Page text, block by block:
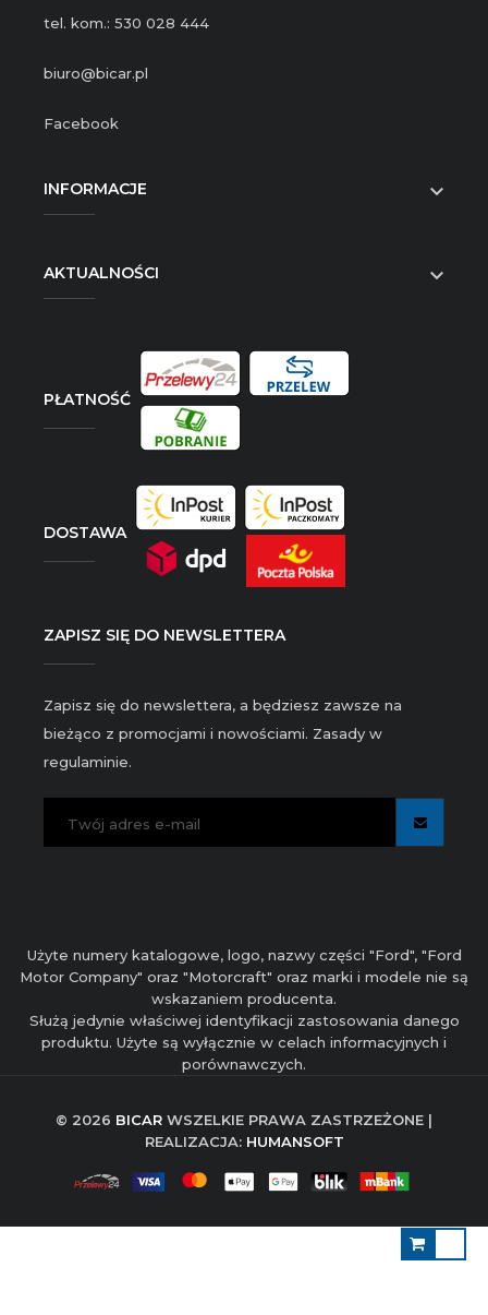
tel. kom.: 530 028 444
biuro@bicar.pl
Facebook
INFORMACJE 
AKTUALNOŚCI 
PŁATNOŚĆ
DOSTAWA
ZAPISZ SIĘ DO NEWSLETTERA
Zapisz się do newslettera, a będziesz zawsze na
bieżąco z promocjami i nowościami. Zasady w
regulaminie.
Użyte numery katalogowe, logo, nazwy części "Ford", "Ford
Motor Company" oraz "Motorcraft" oraz marki i modele nie są
wskazaniem producenta.
Służą jedynie właściwej identyfikacji zastosowania danego
produktu. Użyte są wyłącznie w celach informacyjnych i
porównawczych.
© 2026 BICAR WSZELKIE PRAWA ZASTRZEŻONE |
REALIZACJA: HUMANSOFT